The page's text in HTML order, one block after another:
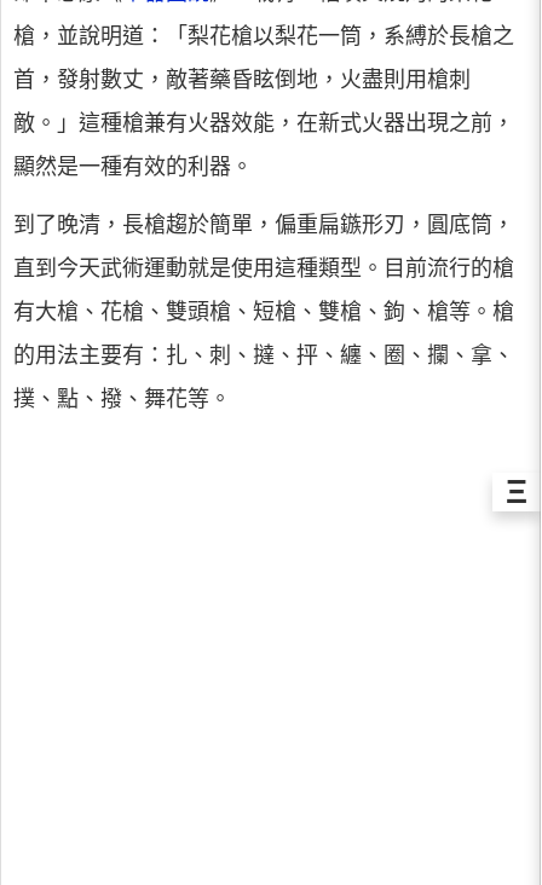
槍，並說明道：「梨花槍以梨花一筒，系縛於長槍之
首，發射數丈，敵著藥昏眩倒地，火盡則用槍刺
敵。」這種槍兼有火器效能，在新式火器出現之前，
顯然是一種有效的利器。
到了晚清，長槍趨於簡單，偏重扁鏃形刃，圓底筒，
直到今天武術運動就是使用這種類型。目前流行的槍
有大槍、花槍、雙頭槍、短槍、雙槍、鉤、槍等。槍
的用法主要有：扎、刺、撻、抨、纏、圈、攔、拿、
撲、點、撥、舞花等。
Ξ